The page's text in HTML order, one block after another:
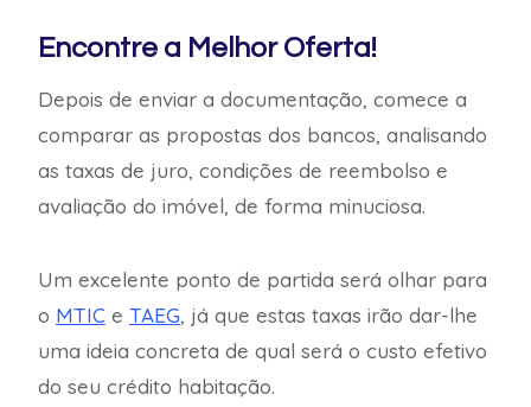
Encontre a Melhor Oferta!
Depois de enviar a documentação, comece a
comparar as propostas dos bancos, analisando
as taxas de juro, condições de reembolso e
avaliação do imóvel, de forma minuciosa.
Um excelente ponto de partida será olhar para
o MTIC e TAEG, já que estas taxas irão dar-lhe
uma ideia concreta de qual será o custo efetivo
do seu crédito habitação.